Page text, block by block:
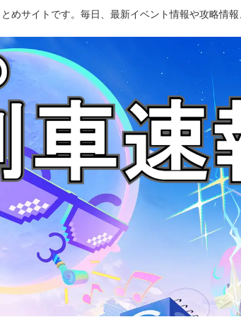
めサイトです。毎日、最新イベント情報や攻略情